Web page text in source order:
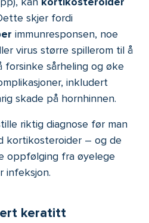
skjer fordi
immunresponsen, noe
virus større spillerom til å
forsinke sårheling og øke
inkludert
skade på hornhinnen.
riktig diagnose før man
kortikosteroider – og de
oppfølging fra øyelege
infeksjon.
keratitt